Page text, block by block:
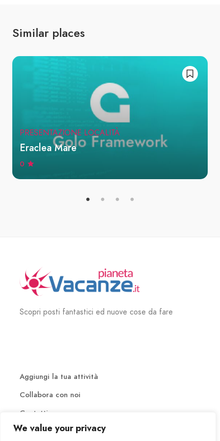
We value your privacy
Similar places
PRESENTAZIONE LOCALITÀ
Eraclea Mare
0
Scopri posti fantastici ed nuove cose da fare
Aggiungi la tua attività
Collabora con noi
Contatti